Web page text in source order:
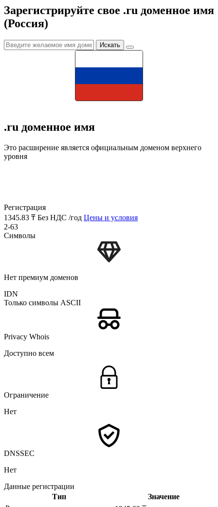
Зарегистрируйте свое .ru доменное имя
(Россия)
.ru доменное имя
Это расширение является официальным доменом верхнего
уровня
Регистрация
1345.83 ₸ Без НДС /год Цены и условия
2-63
Символы
Нет премиум доменов
IDN
Только символы ASCII
Privacy Whois
Доступно всем
Ограничение
Нет
DNSSEC
Нет
Данные регистрации
Тип
Значение